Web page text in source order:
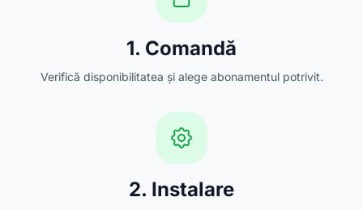
1. Comandă
Verifică disponibilitatea și alege abonamentul potrivit.
2. Instalare